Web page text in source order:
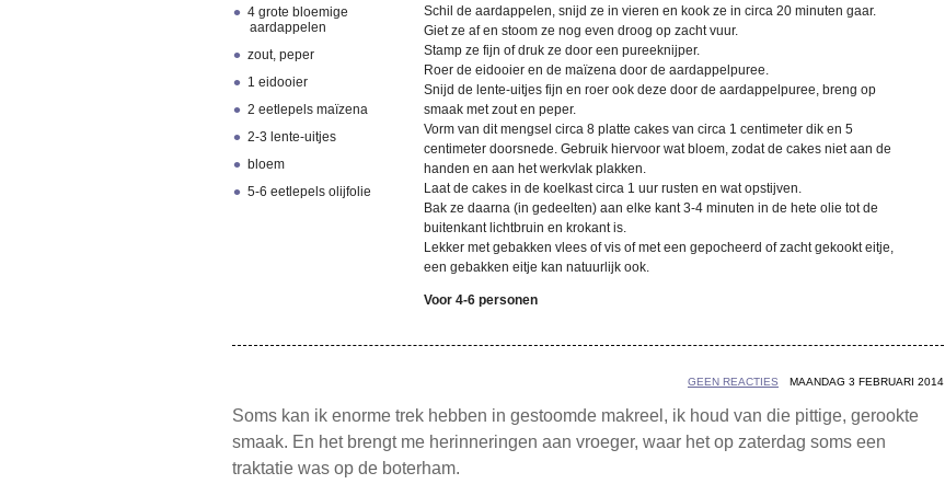
4 grote bloemige
aardappelen
zout, peper
1 eidooier
2 eetlepels maïzena
2-3 lente-uitjes
bloem
5-6 eetlepels olijfolie
Schil de aardappelen, snijd ze in vieren en kook ze in circa 20 minuten gaar.
Giet ze af en stoom ze nog even droog op zacht vuur.
Stamp ze fijn of druk ze door een pureeknijper.
Roer de eidooier en de maïzena door de aardappelpuree.
Snijd de lente-uitjes fijn en roer ook deze door de aardappelpuree, breng op
smaak met zout en peper.
Vorm van dit mengsel circa 8 platte cakes van circa 1 centimeter dik en 5
centimeter doorsnede. Gebruik hiervoor wat bloem, zodat de cakes niet aan de
handen en aan het werkvlak plakken.
Laat de cakes in de koelkast circa 1 uur rusten en wat opstijven.
Bak ze daarna (in gedeelten) aan elke kant 3-4 minuten in de hete olie tot de
buitenkant lichtbruin en krokant is.
Lekker met gebakken vlees of vis of met een gepocheerd of zacht gekookt eitje,
een gebakken eitje kan natuurlijk ook.
Voor 4-6 personen
MAANDAG 3 FEBRUARI 2014
GEEN REACTIES
Soms kan ik enorme trek hebben in gestoomde makreel, ik houd van die pittige, gerookte
smaak. En het brengt me herinneringen aan vroeger, waar het op zaterdag soms een
traktatie was op de boterham.